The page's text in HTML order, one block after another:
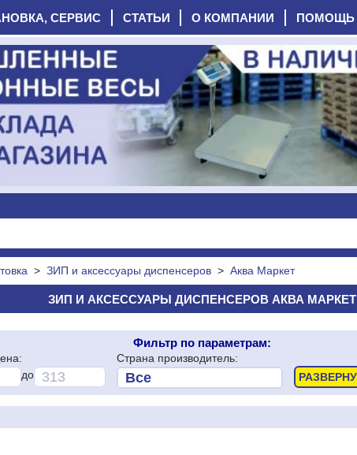
СЕРВИС СТАТЬИ О КОМПАНИИ ПОМОЩЬ
> ЗИП и аксессуары диспенсеров > Аква Маркет
ЗИП И АКСЕССУАРЫ ДИСПЕНСЕРОВ АКВА МАРКЕТ
Фильтр по параметрам:
до
Страна производитель: